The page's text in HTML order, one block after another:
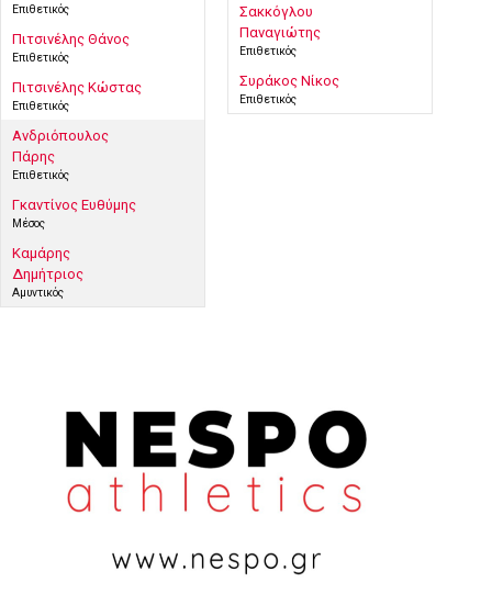
Επιθετικός
Πιτσινέλης Θάνος
Επιθετικός
Πιτσινέλης Κώστας
Επιθετικός
Ανδριόπουλος
Πάρης
Επιθετικός
Γκαντίνος Ευθύμης
Μέσος
Καμάρης
Δημήτριος
Αμυντικός
Σακκόγλου
Παναγιώτης
Επιθετικός
Συράκος Νίκος
Επιθετικός